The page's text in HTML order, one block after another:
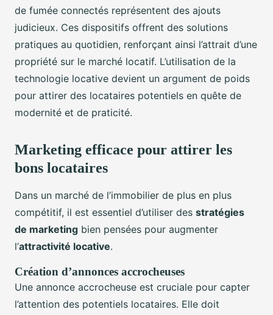
de fumée connectés représentent des ajouts
judicieux. Ces dispositifs offrent des solutions
pratiques au quotidien, renforçant ainsi l’attrait d’une
propriété sur le marché locatif. L’utilisation de la
technologie locative devient un argument de poids
pour attirer des locataires potentiels en quête de
modernité et de praticité.
Marketing efficace pour attirer les
bons locataires
Dans un marché de l’immobilier de plus en plus
compétitif, il est essentiel d’utiliser des stratégies
de marketing bien pensées pour augmenter
l’attractivité locative.
Création d’annonces accrocheuses
Une annonce accrocheuse est cruciale pour capter
l’attention des potentiels locataires. Elle doit